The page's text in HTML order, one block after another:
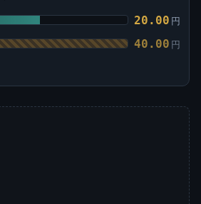
20.00 円
40.00 円